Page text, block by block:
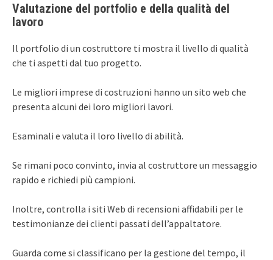
Valutazione del portfolio e della qualità del
lavoro
Il portfolio di un costruttore ti mostra il livello di qualità
che ti aspetti dal tuo progetto.
Le migliori imprese di costruzioni hanno un sito web che
presenta alcuni dei loro migliori lavori.
Esaminali e valuta il loro livello di abilità.
Se rimani poco convinto, invia al costruttore un messaggio
rapido e richiedi più campioni.
Inoltre, controlla i siti Web di recensioni affidabili per le
testimonianze dei clienti passati dell’appaltatore.
Guarda come si classificano per la gestione del tempo, il